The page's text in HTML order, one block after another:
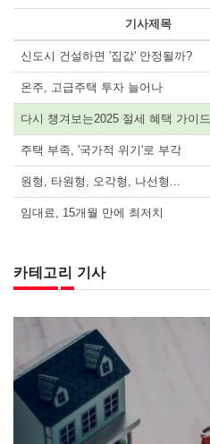
기사제목
신도시 건설하면 '집값' 안정될까?
온주, 고급주택 투자 늘어나
다시 챙겨보는2025 절세 혜택 가이드
주택 부족, '국가적 위기'로 부각
원형, 타원형, 오각형, 나선형...
임대료, 15개월 만에 최저치
카테고리 기사